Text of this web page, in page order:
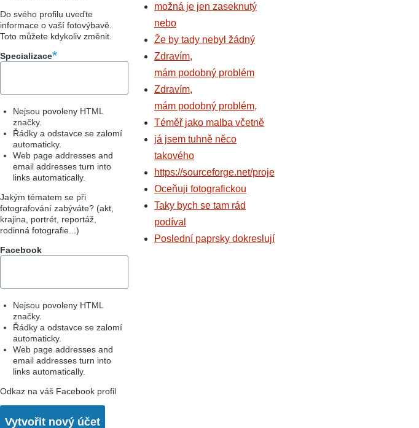
Do svého profilu uveďte
informace o vaší fotovýbavě.
Toto můžete kdykoliv změnit.
Specializace
Nejsou povoleny HTML
značky.
Řádky a odstavce se zalomí
automaticky.
Web page addresses and
email addresses turn into
links automatically.
Jakým tématem se při
fotografování zabýváte? (akt,
krajina, portrét, reportáž,
rodinná fotografie...)
Facebook
Nejsou povoleny HTML
značky.
Řádky a odstavce se zalomí
automaticky.
Web page addresses and
email addresses turn into
links automatically.
Odkaz na váš Facebook profil
možná je jen zaseknutý
nebo
Že by tady nebyl žádný
Zdravím,
mám podobný problém
Zdravím,
mám podobný problém,
Téměř jako malba včetně
já jsem tuhně něco
takového
https://sourceforge.net/proje
Oceňuji fotografickou
Taky bych se tam rád
podíval
Poslední paprsky dokreslují